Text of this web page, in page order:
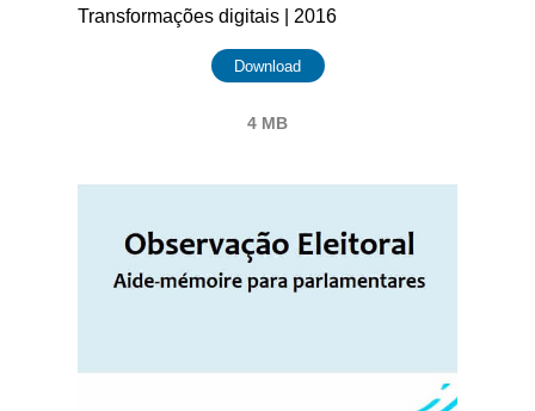
Transformações digitais | 2016
Download
4 MB